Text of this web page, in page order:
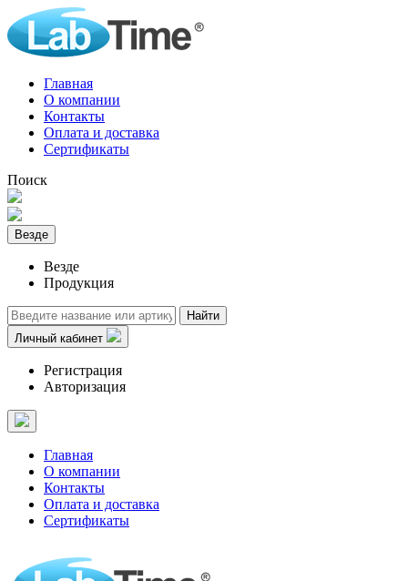
Главная
О компании
Контакты
Оплата и доставка
Сертификаты
Поиск
Везде
Везде
Продукция
Найти
Личный кабинет
Регистрация
Авторизация
Главная
О компании
Контакты
Оплата и доставка
Сертификаты